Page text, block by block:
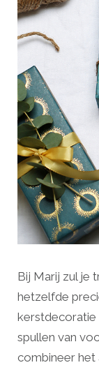
Bij Marij zul je
hetzelfde
kerstdecoratie
spullen van
combineer het